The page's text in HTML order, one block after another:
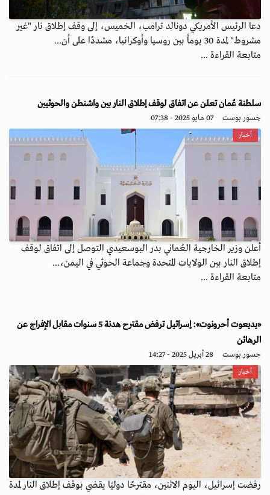
دعا الرئيس الأمريكي دونالد ترامب، الخميس، إلى وقف إطلاق نار "غير
مشروط" لمدة 30 يوماً بين روسيا وأوكرانيا، مشددًا على أن...
متابعة القراءة ...
سلطنة عُمان تعلن عن اتفاق لوقف إطلاق النار بين واشنطن والحوثيين
جسور بوست 07 مايو 2025 - 07:38
أخبار
أعلن وزير الخارجية العُماني بدر البوسعيدي التوصل إلى اتفاق لوقف
إطلاق النار بين الولايات المتحدة وجماعة الحوثي في اليمن،...
متابعة القراءة ...
«يديعوت أحرونوت»: إسرائيل ترفض مقترح هدنة 5 سنوات مقابل الإفراج عن
الرهائن
جسور بوست 28 أبريل 2025 - 14:27
أخبار
رفضت إسرائيل، اليوم الاثنين، مقترحًا دوليًا يقضي بوقف إطلاق النار لمدة